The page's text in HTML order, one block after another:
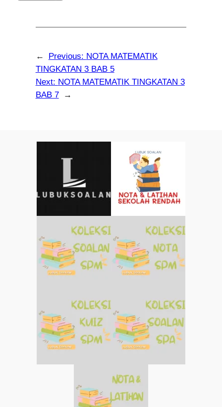
← Previous: NOTA MATEMATIK
TINGKATAN 3 BAB 5
Next: NOTA MATEMATIK TINGKATAN 3
BAB 7
→